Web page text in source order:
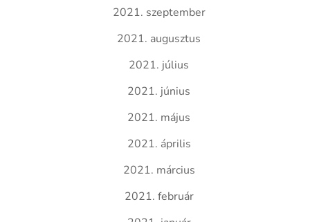
2021. szeptember
2021. augusztus
2021. július
2021. június
2021. május
2021. április
2021. március
2021. február